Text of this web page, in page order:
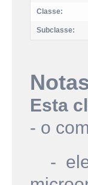
Classe:
Subclasse:
Esta
- o
-